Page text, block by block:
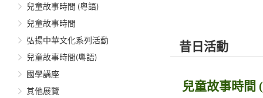
兒童故事時間 (粵語)
兒童故事時間
弘揚中華文化系列活動
兒童故事時間(粵語)
國學講座
其他展覽
昔日活動
兒童故事時間